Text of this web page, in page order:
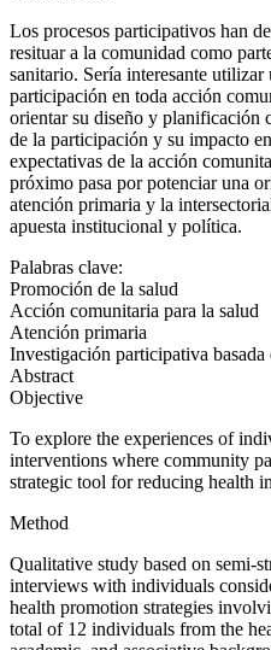
Los procesos participativos han
resituar a la comunidad como
sanitario. Sería interesante
participación en toda acción
orientar su diseño y planificación
de la participación y su impacto
expectativas de la acción
próximo pasa por potenciar una
atención primaria y la
apuesta institucional y política.
Palabras clave:
Promoción de la salud
Acción comunitaria para la salud
Atención primaria
Investigación participativa basada
Abstract
Objective
To explore the experiences of
interventions where community
strategic tool for reducing health
Method
Qualitative study based on semi-
interviews with individuals
health promotion strategies
total of 12 individuals from the